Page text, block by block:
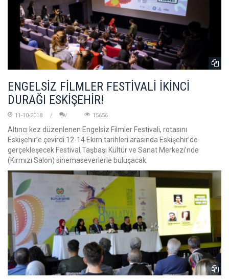
ENGELSİZ FİLMLER FESTİVALİ İKİNCİ
DURAĞI ESKİŞEHİR!
11-10-2018 15656
Altıncı kez düzenlenen Engelsiz Filmler Festivali, rotasını
Eskişehir’e çevirdi.12-14 Ekim tarihleri arasında Eskişehir’de
gerçekleşecek Festival,Taşbaşı Kültür ve Sanat Merkezi’nde
(Kırmızı Salon) sinemaseverlerle buluşacak.